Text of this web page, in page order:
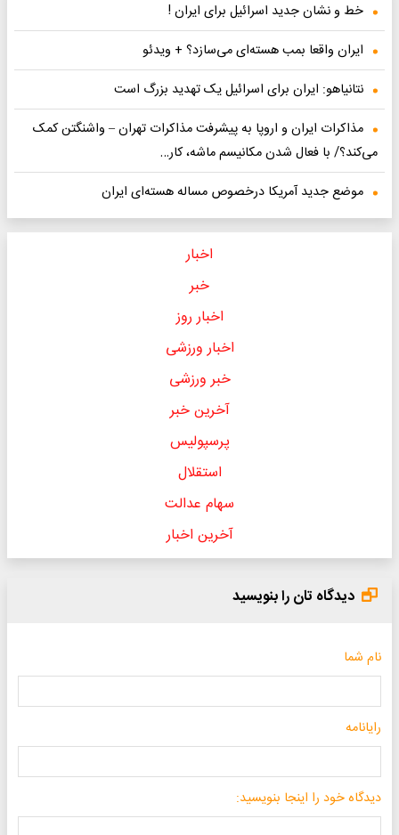
خط و نشان جدید اسرائیل برای ایران !
ایران واقعا بمب هسته‌ای می‌سازد؟ + ویدئو
نتانیاهو: ایران برای اسرائیل یک تهدید بزرگ است
مذاکرات ایران و اروپا به پیشرفت مذاکرات تهران – واشنگتن کمک
می‌کند؟/ با فعال شدن مکانیسم ماشه، کار…
موضع جدید آمریکا درخصوص مساله هسته‌ای ایران
اخبار
خبر
اخبار روز
اخبار ورزشی
خبر ورزشی
آخرین خبر
پرسپولیس
استقلال
سهام عدالت
آخرین اخبار
دیدگاه تان را بنویسید
نام شما
رایانامه
دیدگاه خود را اینجا بنویسید: